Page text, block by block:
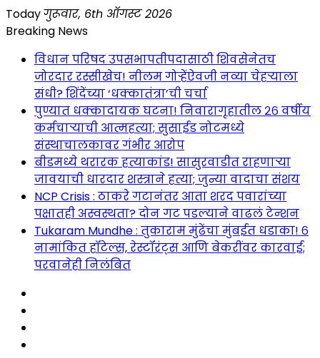
Skip
to
Todayगुरूवार, 6th ऑगस्ट 2026
Breaking News
विधान परिषद उपसभापतीपदासाठी शिवसेनेतच
जोरदार रस्सीखेच! नीलम गोऱ्हेंऐवजी नव्या चेहऱ्याला
संधी? शिंदेंच्या ‘धक्कातंत्रा’ची चर्चा
पुण्यात धक्कादायक घटना! निवारागृहातील २६ वर्षीय
कर्मचाऱ्याची आत्महत्या; सुसाईड नोटमध्ये
संस्थाचालकावर गंभीर आरोप
बीडमध्ये थरारक हत्याकांड! सासुरवाडीत राहणाऱ्या
जावयाची धारदार शस्त्राने हत्या; जुन्या वादाचा संशय
NCP Crisis : ठाकरे गटानंतर आता शरद पवारांच्या
पक्षातही अस्वस्थता? दोन गट पडल्याने वाढलं टेन्शन
Tukaram Mundhe : तुकाराम मुंढेंचा मुंबईत धडाका! ६
नामांकित हॉटेल्स, रेस्टॉरंट्स आणि बेकरींवर कारवाई;
परवानेही निलंबित